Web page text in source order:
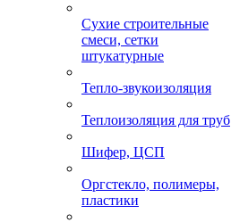
Сухие строительные
смеси, сетки
штукатурные
Тепло-звукоизоляция
Теплоизоляция для труб
Шифер, ЦСП
Оргстекло, полимеры,
пластики